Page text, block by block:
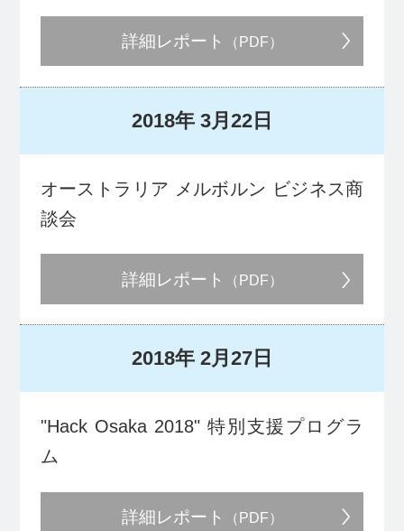
詳細レポート （PDF）
2018年 3月22日
オーストラリア メルボルン ビジネス商
談会
詳細レポート （PDF）
2018年 2月27日
"Hack Osaka 2018" 特別支援プログラ
ム
詳細レポート （PDF）